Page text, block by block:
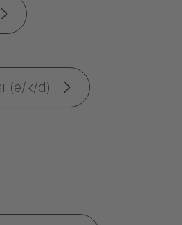
(e/k/d)